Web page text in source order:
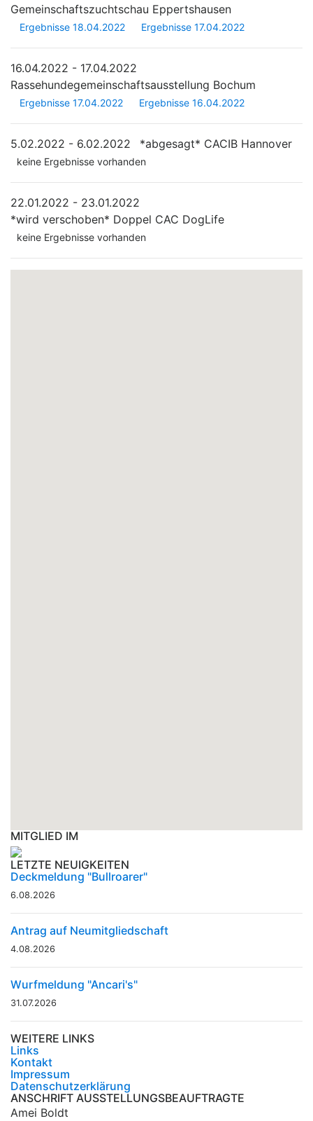
Gemeinschaftszuchtschau Eppertshausen
Ergebnisse 18.04.2022 Ergebnisse 17.04.2022
16.04.2022 - 17.04.2022
Rassehundegemeinschaftsausstellung Bochum
Ergebnisse 17.04.2022 Ergebnisse 16.04.2022
5.02.2022 - 6.02.2022 *abgesagt* CACIB Hannover
keine Ergebnisse vorhanden
22.01.2022 - 23.01.2022
*wird verschoben* Doppel CAC DogLife
keine Ergebnisse vorhanden
MITGLIED IM
LETZTE NEUIGKEITEN
Deckmeldung "Bullroarer"
6.08.2026
Antrag auf Neumitgliedschaft
4.08.2026
Wurfmeldung "Ancari's"
31.07.2026
WEITERE LINKS
Links
Kontakt
Impressum
Datenschutzerklärung
ANSCHRIFT AUSSTELLUNGSBEAUFTRAGTE
Amei Boldt